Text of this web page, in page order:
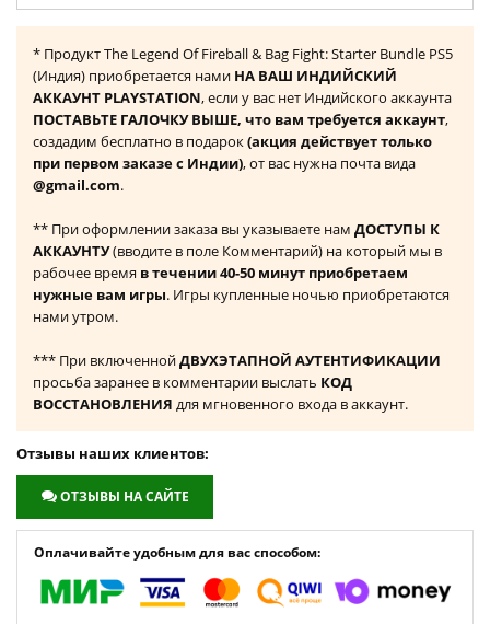
* Продукт The Legend Of Fireball & Bag Fight: Starter Bundle PS5
(Индия) приобретается нами НА ВАШ ИНДИЙСКИЙ
АККАУНТ PLAYSTATION, если у вас нет Индийского аккаунта
ПОСТАВЬТЕ ГАЛОЧКУ ВЫШЕ, что вам требуется аккаунт,
создадим бесплатно в подарок(акция действует только
при первом заказе с Индии), от вас нужна почта вида
@gmail.com.
** При оформлении заказа вы указываете нам ДОСТУПЫ К
АККАУНТУ(вводите в поле Комментарий) на который мы в
рабочее время в течении 40-50 минут приобретаем
нужные вам игры. Игры купленные ночью приобретаются
нами утром.
*** При включеннойДВУХЭТАПНОЙ АУТЕНТИФИКАЦИИ
просьба заранее в комментарии выслать КОД
ВОССТАНОВЛЕНИЯ для мгновенного входа в аккаунт.
Отзывы наших клиентов:
ОТЗЫВЫ НА САЙТЕ
Оплачивайте удобным для вас способом: